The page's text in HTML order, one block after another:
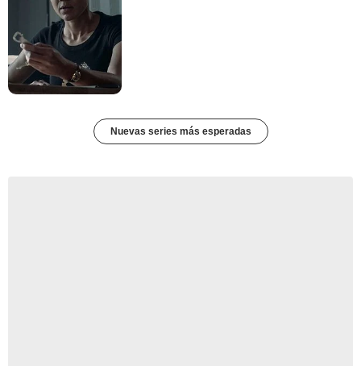
Nuevas series más esperadas